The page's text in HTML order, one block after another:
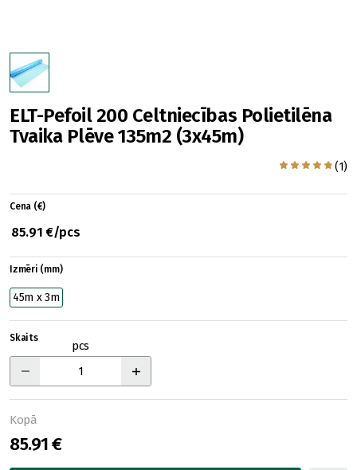
ELT-Pefoil 200 Celtniecības Polietilēna
Tvaika Plēve 135m2 (3x45m)
(1)
Cena (€)
85.91 €/pcs
Izmēri (mm)
45m x 3m
Skaits
pcs
Kopā
85.91 €